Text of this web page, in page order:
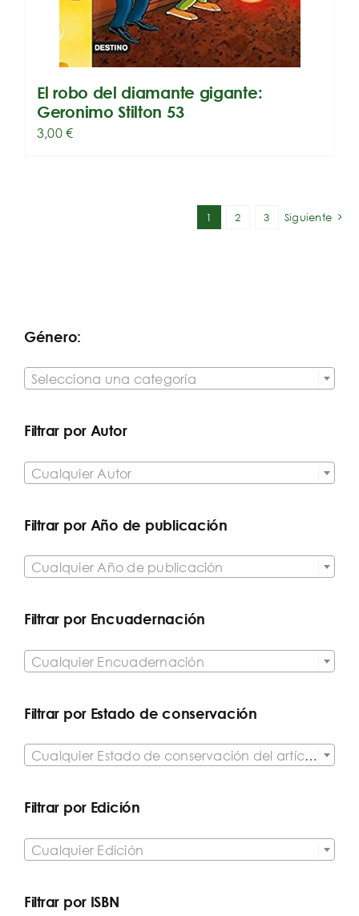
El robo del diamante gigante:
Geronimo Stilton 53
3,00€
1 2 3 Siguiente
Género:
Selecciona una categoría
Filtrar por Autor
Cualquier Autor
Filtrar por Año de publicación
Cualquier Año de publicación
Filtrar por Encuadernación
Cualquier Encuadernación
Filtrar por Estado de conservación
Cualquier Estado de conservación del artículo
Filtrar por Edición
Cualquier Edición
Filtrar por ISBN